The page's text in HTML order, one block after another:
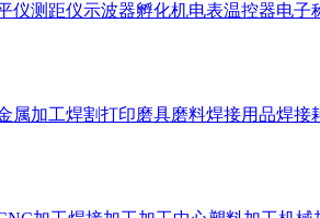
仪测距仪示波器孵化机电表温控器电子
属加工焊割打印磨具磨料焊接用品焊接